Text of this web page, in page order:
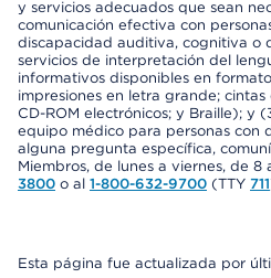
y servicios adecuados que sean
comunicación efectiva con
discapacidad auditiva, cognitiva o
servicios de interpretación del
informativos disponibles en
impresiones en letra grande;
CD-ROM electrónicos; y Braille); y
equipo médico para personas con
alguna pregunta específica,
Miembros, de lunes a viernes, de 8
3800 o al 1-800-632-9700 (TTY 711
Esta página fue actualizada por